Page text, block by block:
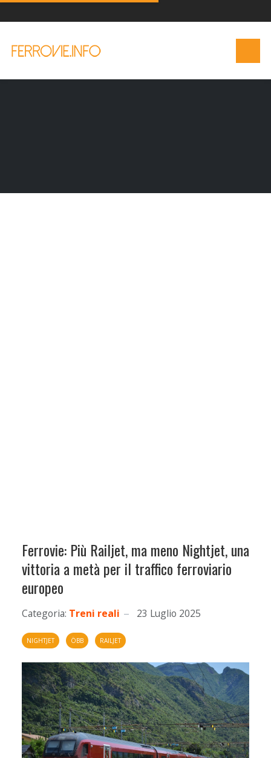
Ferrovie: Più Railjet, ma meno Nightjet, una
vittoria a metà per il traffico ferroviario
europeo
Categoria: Treni reali 23 Luglio 2025
NIGHTJET ÖBB RAILJET